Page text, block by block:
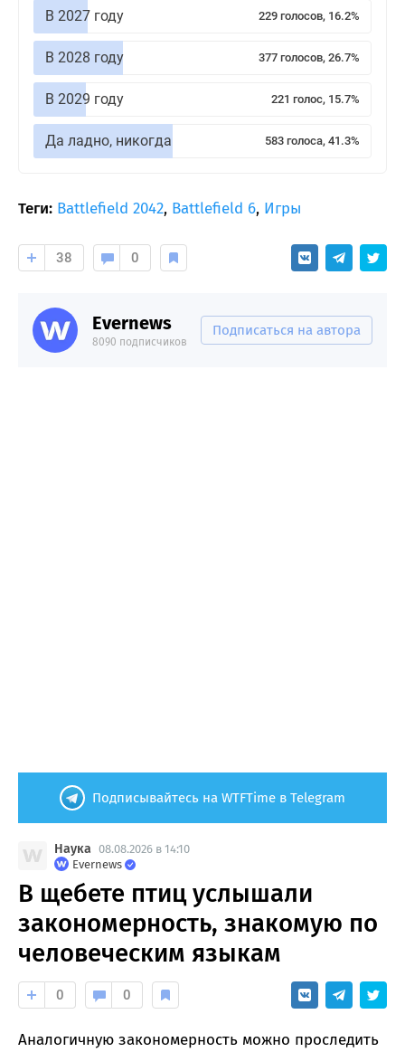
В 2027 году 229 голосов, 16.2%
В 2028 году 377 голосов, 26.7%
В 2029 году 221 голос, 15.7%
Да ладно, никогда 583 голоса, 41.3%
Теги: Battlefield 2042, Battlefield 6, Игры
38 0
Evernews
8090 подписчиков
Подписаться на автора
Подписывайтесь на WTFTime в Telegram
Наука 08.08.2026 в 14:10
Evernews
В щебете птиц услышали
закономерность, знакомую по
человеческим языкам
0 0
Аналогичную закономерность можно проследить